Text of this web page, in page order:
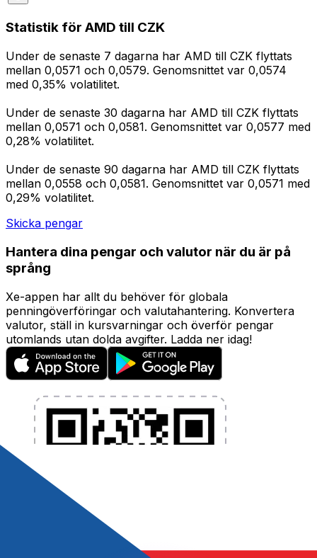
Statistik för AMD till CZK
Under de senaste 7 dagarna har AMD till CZK flyttats
mellan 0,0571 och 0,0579. Genomsnittet var 0,0574
med 0,35% volatilitet.
Under de senaste 30 dagarna har AMD till CZK flyttats
mellan 0,0571 och 0,0581. Genomsnittet var 0,0577 med
0,28% volatilitet.
Under de senaste 90 dagarna har AMD till CZK flyttats
mellan 0,0558 och 0,0581. Genomsnittet var 0,0571 med
0,29% volatilitet.
Skicka pengar
Hantera dina pengar och valutor när du är på
språng
Xe-appen har allt du behöver för globala
penningöverföringar och valutahantering. Konvertera
valutor, ställ in kursvarningar och överför pengar
utomlands utan dolda avgifter. Ladda ner idag!